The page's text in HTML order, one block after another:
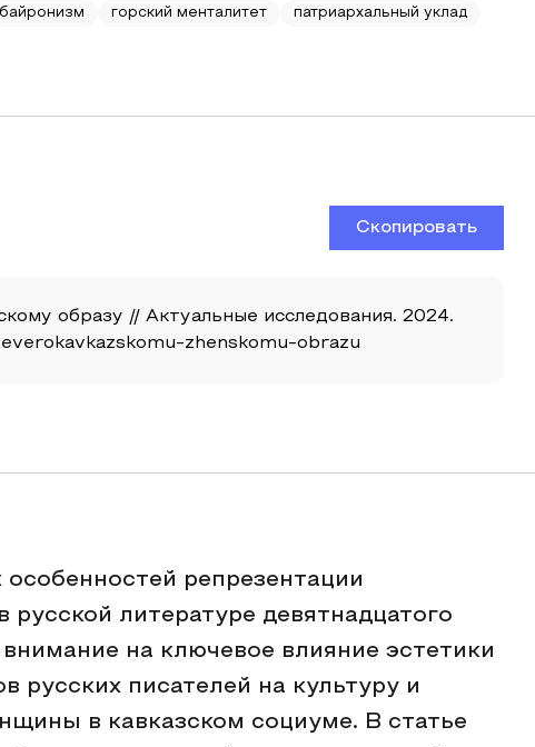
байронизм горский менталитет патриархальный уклад
Скопировать
образу // Актуальные исследования. 2024.
zhenskomu-obrazu
репрезентации
русской литературе девятнадцатого
на ключевое влияние эстетики
русских писателей на культуру и
в кавказском социуме. В статье